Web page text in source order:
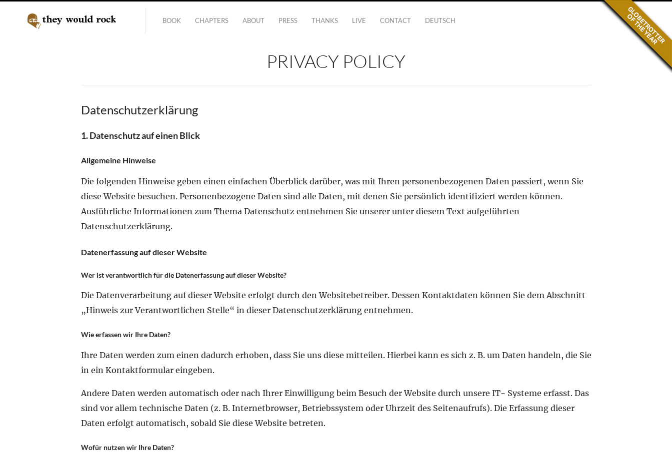
BOOK CHAPTERS ABOUT PRESS THANKS LIVE CONTACT DEUTSCH
PRIVACY POLICY
Datenschutzerklärung
1. Datenschutz auf einen Blick
Allgemeine Hinweise
Die folgenden Hinweise geben einen einfachen Überblick darüber, was mit Ihren personenbezogenen Daten passiert, wenn Sie
diese Website besuchen. Personenbezogene Daten sind alle Daten, mit denen Sie persönlich identifiziert werden können.
Ausführliche Informationen zum Thema Datenschutz entnehmen Sie unserer unter diesem Text aufgeführten
Datenschutzerklärung.
Datenerfassung auf dieser Website
Wer ist verantwortlich für die Datenerfassung auf dieser Website?
Die Datenverarbeitung auf dieser Website erfolgt durch den Websitebetreiber. Dessen Kontaktdaten können Sie dem Abschnitt
„Hinweis zur Verantwortlichen Stelle“ in dieser Datenschutzerklärung entnehmen.
Wie erfassen wir Ihre Daten?
Ihre Daten werden zum einen dadurch erhoben, dass Sie uns diese mitteilen. Hierbei kann es sich z. B. um Daten handeln, die Sie
in ein Kontaktformular eingeben.
Andere Daten werden automatisch oder nach Ihrer Einwilligung beim Besuch der Website durch unsere IT- Systeme erfasst. Das
sind vor allem technische Daten (z. B. Internetbrowser, Betriebssystem oder Uhrzeit des Seitenaufrufs). Die Erfassung dieser
Daten erfolgt automatisch, sobald Sie diese Website betreten.
Wofür nutzen wir Ihre Daten?